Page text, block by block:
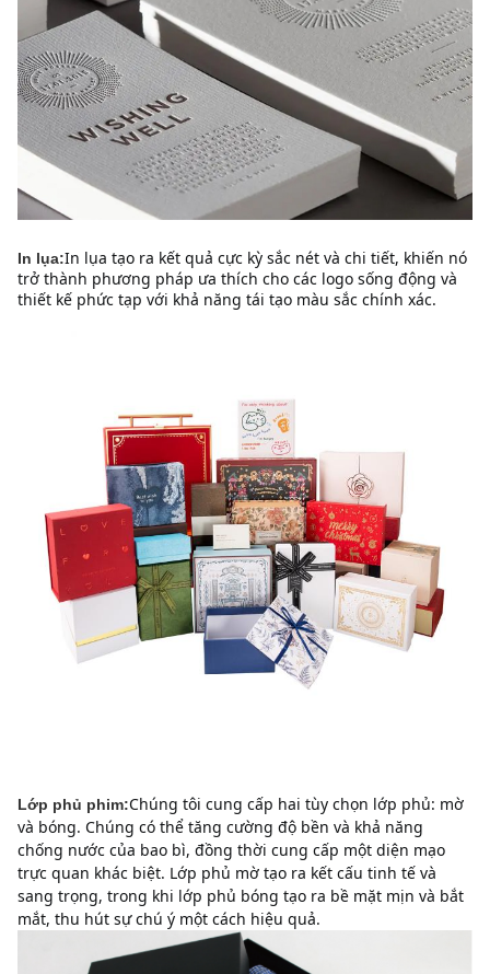
In lụa:In lụa tạo ra kết quả cực kỳ sắc nét và chi tiết, khiến nó
trở thành phương pháp ưa thích cho các logo sống động và
thiết kế phức tạp với khả năng tái tạo màu sắc chính xác.
Lớp phủ phim:Chúng tôi cung cấp hai tùy chọn lớp phủ: mờ
và bóng. Chúng có thể tăng cường độ bền và khả năng
chống nước của bao bì, đồng thời cung cấp một diện mạo
trực quan khác biệt. Lớp phủ mờ tạo ra kết cấu tinh tế và
sang trọng, trong khi lớp phủ bóng tạo ra bề mặt mịn và bắt
mắt, thu hút sự chú ý một cách hiệu quả.